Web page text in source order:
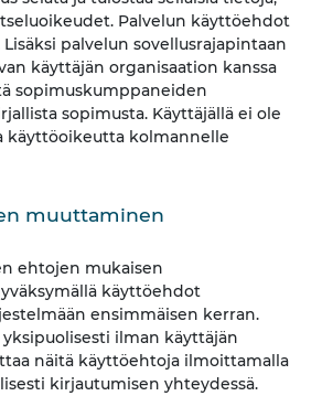
Palvelun käyttöehdot
palvelun sovellusrajapintaan
käyttäjän organisaation kanssa
sopimuskumppaneiden
sopimusta. Käyttäjällä ei ole
käyttöoikeutta kolmannelle
muuttaminen
ehtojen mukaisen
käyttöehdot
ensimmäisen kerran.
yksipuolisesti ilman käyttäjän
näitä käyttöehtoja ilmoittamalla
kirjautumisen yhteydessä.